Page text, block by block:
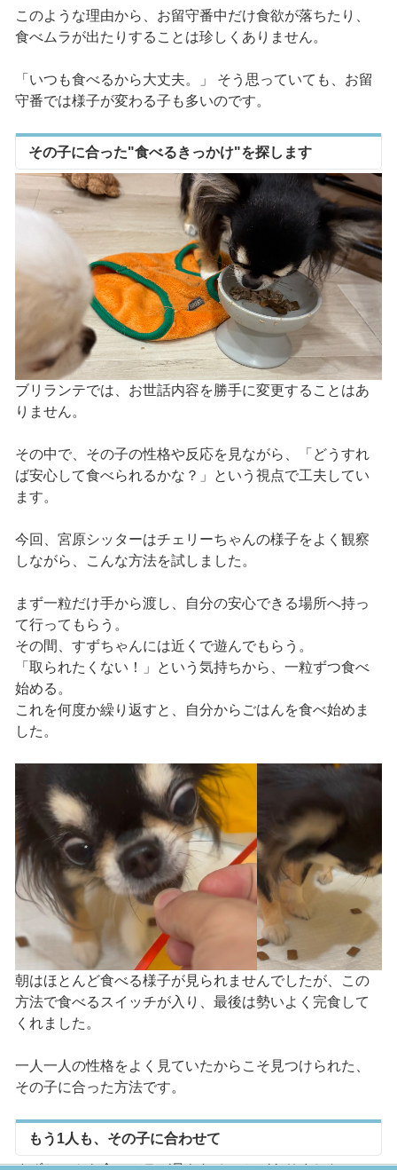
このような理由から、お留守番中だけ食欲が落ちたり、
食べムラが出たりすることは珍しくありません。
「いつも食べるから大丈夫。」 そう思っていても、お留
守番では様子が変わる子も多いのです。
その子に合った"食べるきっかけ"を探します
ブリランテでは、お世話内容を勝手に変更することはあ
りません。
その中で、その子の性格や反応を見ながら、「どうすれ
ば安心して食べられるかな？」という視点で工夫してい
ます。
今回、宮原シッターはチェリーちゃんの様子をよく観察
しながら、こんな方法を試しました。
まず一粒だけ手から渡し、自分の安心できる場所へ持っ
て行ってもらう。
その間、すずちゃんには近くで遊んでもらう。
「取られたくない！」という気持ちから、一粒ずつ食べ
始める。
これを何度か繰り返すと、自分からごはんを食べ始めま
した。
朝はほとんど食べる様子が見られませんでしたが、この
方法で食べるスイッチが入り、最後は勢いよく完食して
くれました。
一人一人の性格をよく見ていたからこそ見つけられた、
その子に合った方法です。
もう1人も、その子に合わせて